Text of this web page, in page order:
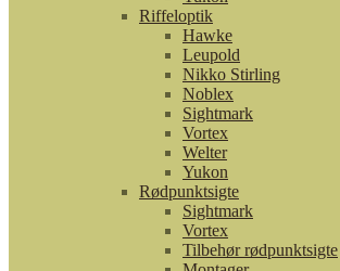
Riffeloptik
Hawke
Leupold
Nikko Stirling
Noblex
Sightmark
Vortex
Welter
Yukon
Rødpunktsigte
Sightmark
Vortex
Tilbehør rødpunktsigte